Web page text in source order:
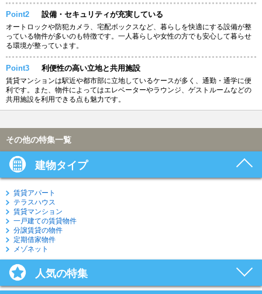
Point2 設備・セキュリティが充実している
オートロックや防犯カメラ、宅配ボックスなど、暮らしを快適にする設備が整
っている物件が多いのも特徴です。一人暮らしや女性の方でも安心して暮らせ
る環境が整っています。
Point3 利便性の高い立地と共用施設
賃貸マンションは駅近や都市部に立地しているケースが多く、通勤・通学に便
利です。また、物件によってはエレベーターやラウンジ、ゲストルームなどの
共用施設を利用できる点も魅力です。
その他の特集一覧
建物タイプ
賃貸アパート
テラスハウス
賃貸マンション
一戸建ての賃貸物件
分譲賃貸の物件
定期借家物件
メゾネット
人気の特集